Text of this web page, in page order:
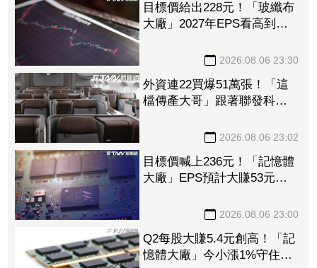
目標價給出228元！「玻纖布
大廠」2027年EPS看高到
投資挹注營收 2026.08.06 23:30
外資連22買爆51萬張！「這
檔傳產大哥」跟著聯發科發
2026.08.06 23:02
目標價喊上236元！「記憶體
大廠」EPS預計大賺53元
2026.08.06 23:00
Q2每股大賺5.4元創高！「記
憶體大廠」今小漲1%守住連